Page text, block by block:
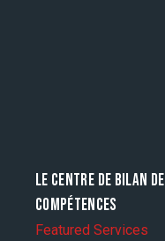
LE CENTRE DE BILAN DE
COMPÉTENCES
Featured Services